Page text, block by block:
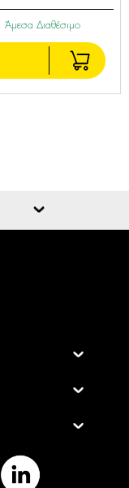
Άμεσα Διαθέσιμο